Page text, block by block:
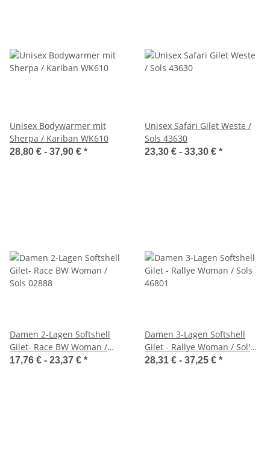
Unisex Bodywarmer mit
Sherpa / Kariban WK610
28,80 € - 37,90 € *
Unisex Safari Gilet Weste /
Sols 43630
23,30 € - 33,30 € *
Damen 2-Lagen Softshell
Gilet- Race BW Woman /
Sol's 02888
17,76 € - 23,37 € *
Damen 3-Lagen Softshell
Gilet - Rallye Woman / Sol's
46801
28,31 € - 37,25 € *